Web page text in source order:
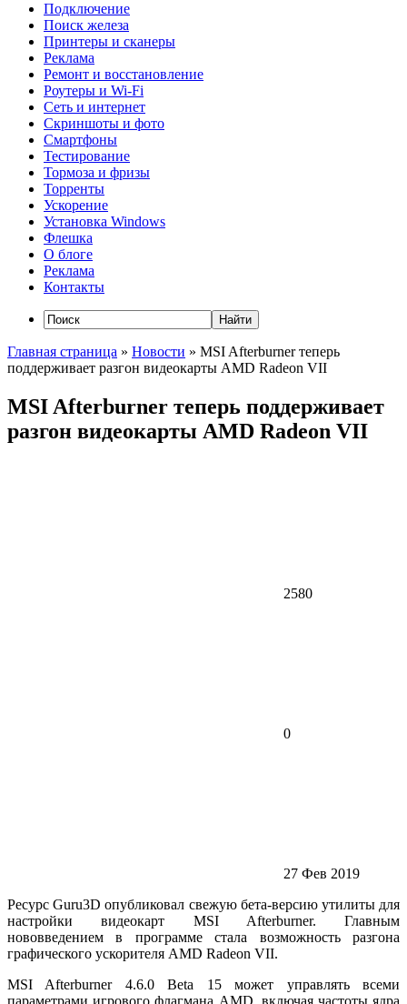
Подключение
Поиск железа
Принтеры и сканеры
Реклама
Ремонт и восстановление
Роутеры и Wi-Fi
Сеть и интернет
Скриншоты и фото
Смартфоны
Тестирование
Тормоза и фризы
Торренты
Ускорение
Установка Windows
Флешка
О блоге
Реклама
Контакты
Главная страница » Новости » MSI Afterburner теперь
поддерживает разгон видеокарты AMD Radeon VII
MSI Afterburner теперь поддерживает
разгон видеокарты AMD Radeon VII
2580
0
27 Фев 2019
Ресурс Guru3D опубликовал свежую бета-версию утилиты для
настройки видеокарт MSI Afterburner. Главным
нововведением в программе стала возможность разгона
графического ускорителя AMD Radeon VII.
MSI Afterburner 4.6.0 Beta 15 может управлять всеми
параметрами игрового флагмана AMD, включая частоты ядра